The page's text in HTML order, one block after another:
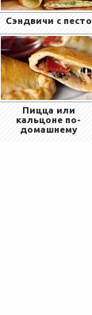
Сэндвичи с песто
Пицца или
кальцоне по-
домашнему